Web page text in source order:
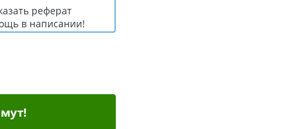
реферат
в написании!